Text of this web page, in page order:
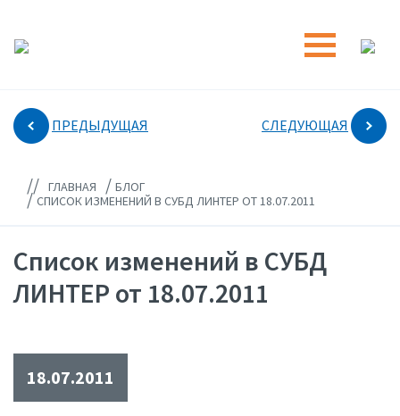
ПРЕДЫДУЩАЯ СЛЕДУЮЩАЯ
// ГЛАВНАЯ / БЛОГ
/СПИСОК ИЗМЕНЕНИЙ В СУБД ЛИНТЕР ОТ 18.07.2011
Список изменений в СУБД
ЛИНТЕР от 18.07.2011
18.07.2011